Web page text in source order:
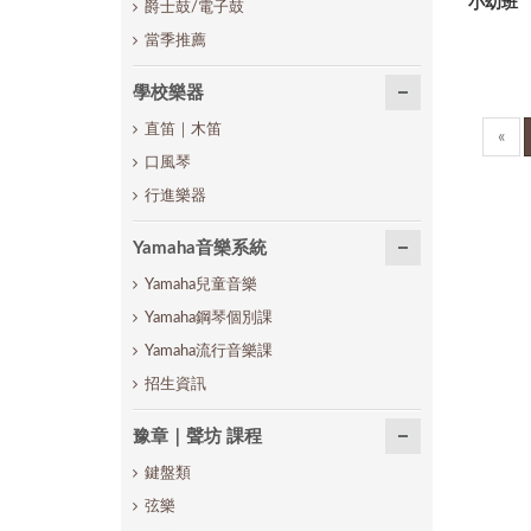
«
爵士鼓/電子鼓
當季推薦
學校樂器
直笛｜木笛
口風琴
行進樂器
Yamaha音樂系統
Yamaha兒童音樂
Yamaha鋼琴個別課
Yamaha流行音樂課
招生資訊
豫章｜聲坊 課程
鍵盤類
弦樂